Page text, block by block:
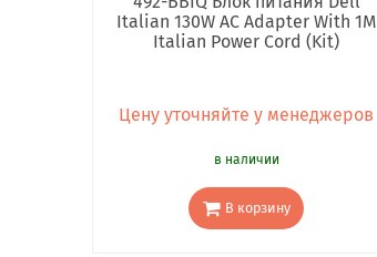
Italian 130W AC Adapter With 1M
Italian Power Cord (Kit)
Цену уточняйте у менеджеров
в наличии
В корзину